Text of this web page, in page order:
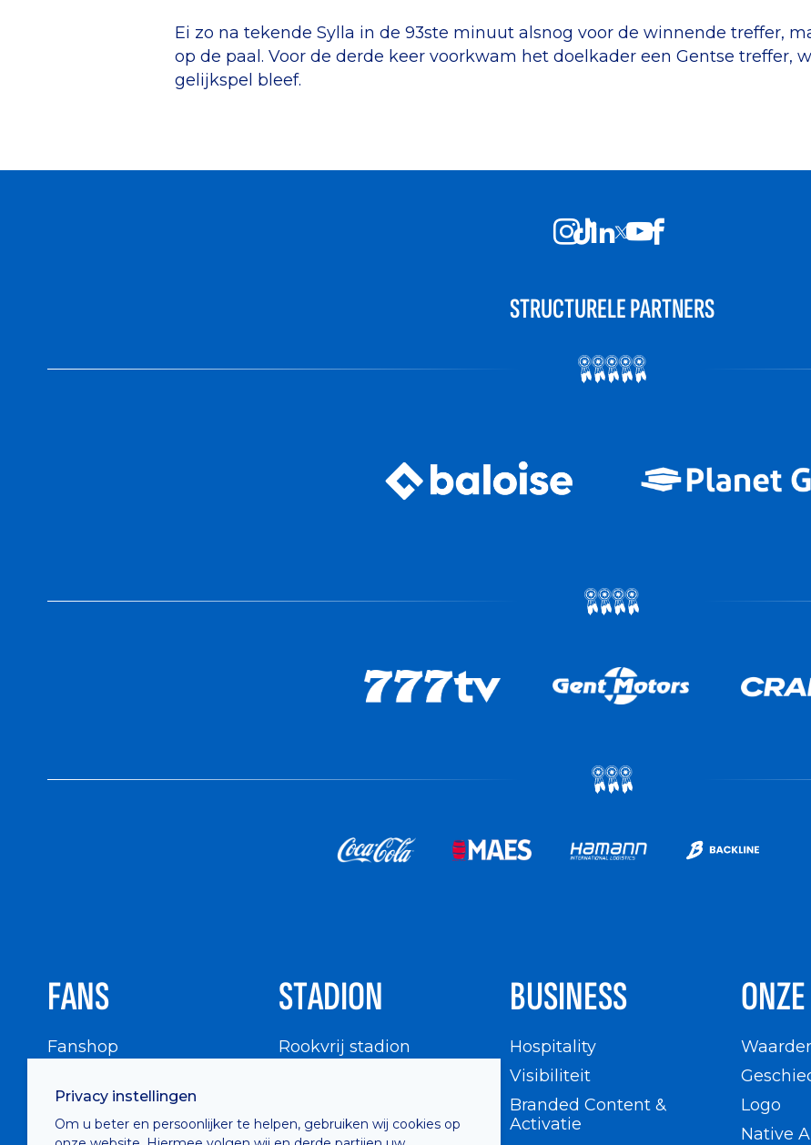
Ei zo na tekende Sylla in de 93ste minuut alsnog voor de winnende treffer,
op de paal. Voor de derde keer voorkwam het doelkader een Gentse treffer,
gelijkspel bleef.
Privacy instellingen
Om u beter en persoonlijker te helpen, gebruiken wij cookies op
STRUCTURELE PARTNERS
FANS
Fanshop
Supportersraad
Buffalo Kids Club
STADION
Rookvrij stadion
BUSINESS
Hospitality
Visibiliteit
Branded Content &
Activatie
Logo
Native